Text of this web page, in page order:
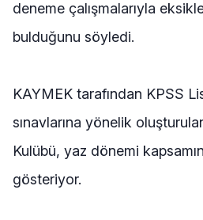
deneme çalışmalarıyla
bulduğunu söyledi.
KAYMEK tarafından KPSS
sınavlarına yönelik
Kulübü, yaz dönemi
gösteriyor.